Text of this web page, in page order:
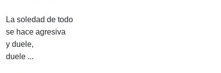
La soledad de todo
se hace agresiva
y duele,
duele ...